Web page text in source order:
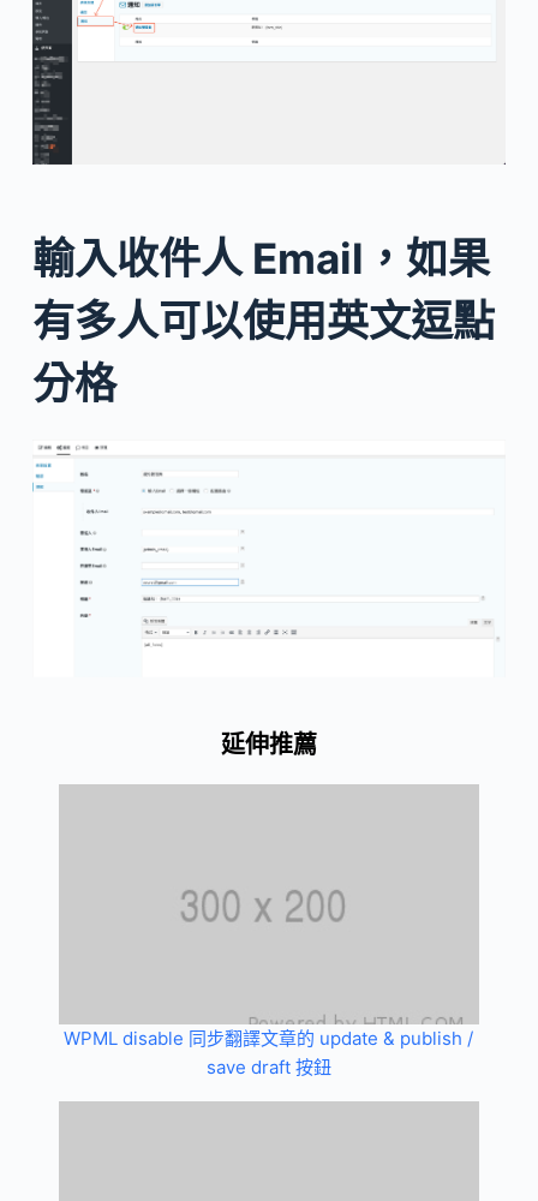
輸入收件人 Email，如果
有多人可以使用英文逗點
分格
延伸推薦
WPML disable 同步翻譯文章的 update & publish /
save draft 按鈕